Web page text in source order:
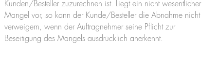
Kunden/Besteller zuzurechnen ist. Liegt ein nicht wesentlicher
Mangel vor, so kann der Kunde/Besteller die Abnahme nicht
verweigern, wenn der Auftragnehmer seine Pflicht zur
Beseitigung des Mangels ausdrücklich anerkennt.